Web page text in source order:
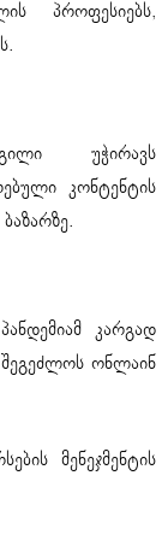
პროფესიებს,
უჭირავს
კონტენტის
კარგად
ონლაინ
მენეჯმენტის